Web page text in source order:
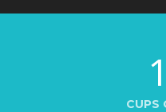
CUPS